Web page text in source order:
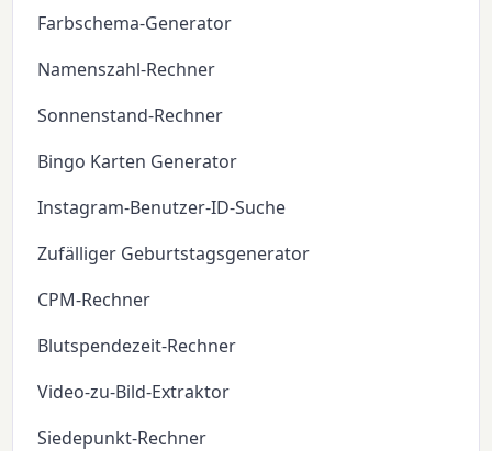
Farbschema-Generator
Namenszahl-Rechner
Sonnenstand-Rechner
Bingo Karten Generator
Instagram-Benutzer-ID-Suche
Zufälliger Geburtstagsgenerator
CPM-Rechner
Blutspendezeit-Rechner
Video-zu-Bild-Extraktor
Siedepunkt-Rechner